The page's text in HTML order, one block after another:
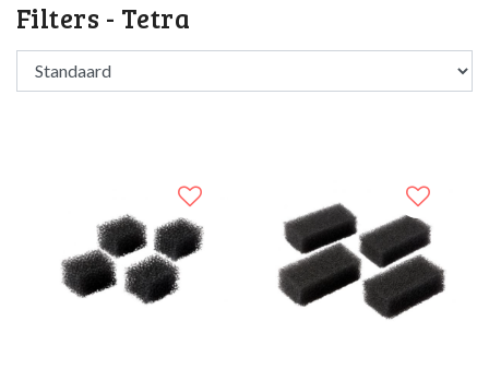
Filters - Tetra